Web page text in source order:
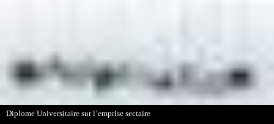
Diplome Universitaire sur l’emprise sectaire